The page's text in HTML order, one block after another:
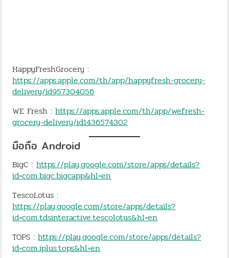
HappyFreshGrocery :
https://apps.apple.com/th/app/happyfresh-grocery-
delivery/id957304056
WE Fresh :https://apps.apple.com/th/app/wefresh-
grocery-delivery/id1436574302
มือถือ Android
BigC :https://play.google.com/store/apps/details?
id=com.bigc.bigcapp&hl=en
TescoLotus :
https://play.google.com/store/apps/details?
id=com.tdsinteractive.tescolotus&hl=en
TOPS :https://play.google.com/store/apps/details?
id=com.iplus.tops&hl=en